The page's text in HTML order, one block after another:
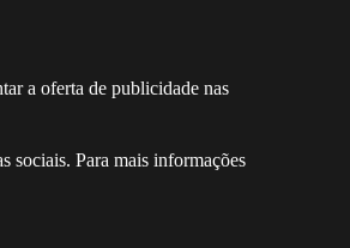
a oferta de publicidade nas
sociais. Para mais informações